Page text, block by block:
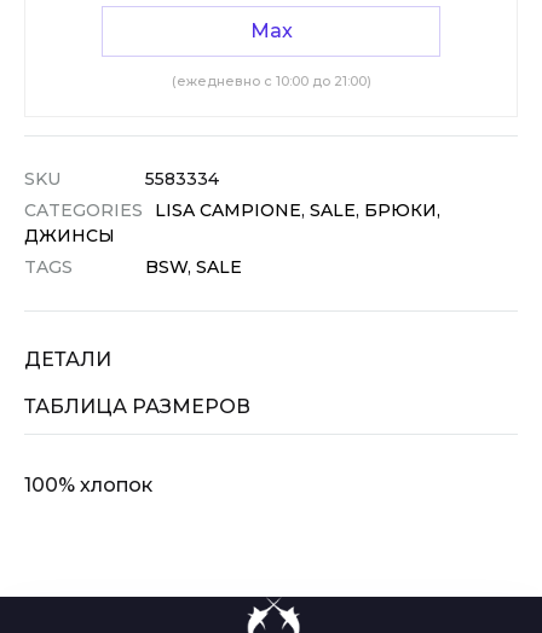
Max
(ежедневно с 10:00 до 21:00)
SKU
5583334
CATEGORIES
LISA CAMPIONE, SALE, БРЮКИ,
ДЖИНСЫ
TAGS
BSW, SALE
ДЕТАЛИ
ТАБЛИЦА РАЗМЕРОВ
100% хлопок